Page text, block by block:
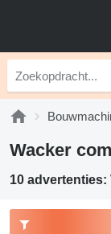
Wacker
10 advertenties: